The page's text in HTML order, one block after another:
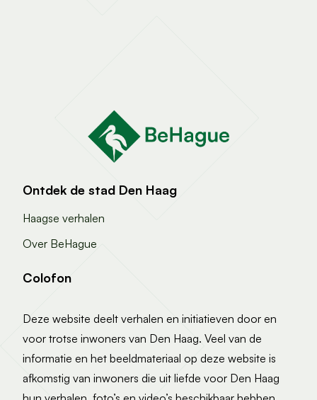
Ontdek de stad Den Haag
Haagse verhalen
Over BeHague
Colofon
Deze website deelt verhalen en initiatieven door en
voor trotse inwoners van Den Haag. Veel van de
informatie en het beeldmateriaal op deze website is
afkomstig van inwoners die uit liefde voor Den Haag